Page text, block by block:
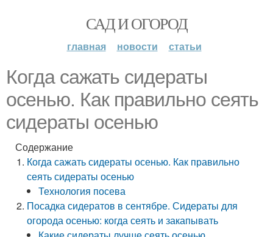
САД И ОГОРОД
главная новости статьи
Когда сажать сидераты
осенью. Как правильно сеять
сидераты осенью
Содержание
Когда сажать сидераты осенью. Как правильно
сеять сидераты осенью
Технология посева
Посадка сидератов в сентябре. Сидераты для
огорода осенью: когда сеять и закапывать